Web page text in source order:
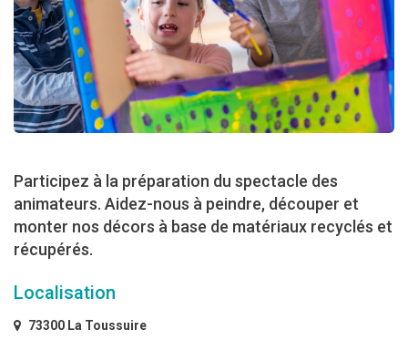
Participez à la préparation du spectacle des
animateurs. Aidez-nous à peindre, découper et
monter nos décors à base de matériaux recyclés et
récupérés.
Localisation
73300 La Toussuire